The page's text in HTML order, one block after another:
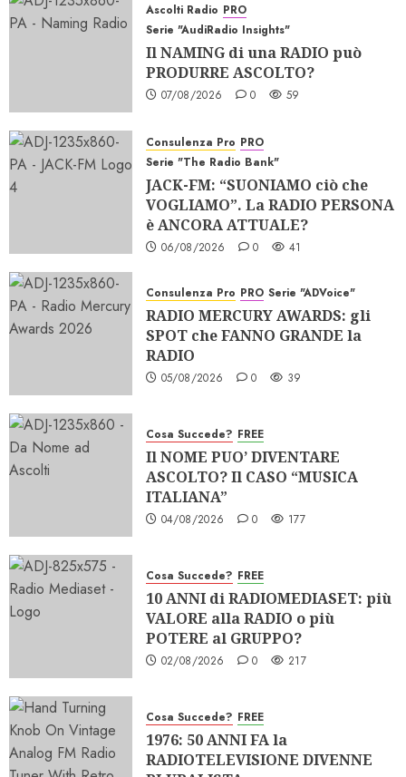
Ascolti Radio PRO
Serie "AudiRadio Insights"
Il NAMING di una RADIO può
PRODURRE ASCOLTO?
07/08/2026 0 59
Consulenza Pro PRO
Serie "The Radio Bank"
JACK-FM: “SUONIAMO ciò che
VOGLIAMO”. La RADIO PERSONA
è ANCORA ATTUALE?
06/08/2026 0 41
Consulenza Pro PRO Serie "ADVoice"
RADIO MERCURY AWARDS: gli
SPOT che FANNO GRANDE la
RADIO
05/08/2026 0 39
Cosa Succede? FREE
Il NOME PUO’ DIVENTARE
ASCOLTO? Il CASO “MUSICA
ITALIANA”
04/08/2026 0 177
Cosa Succede? FREE
10 ANNI di RADIOMEDIASET: più
VALORE alla RADIO o più
POTERE al GRUPPO?
02/08/2026 0 217
Cosa Succede? FREE
1976: 50 ANNI FA la
RADIOTELEVISIONE DIVENNE